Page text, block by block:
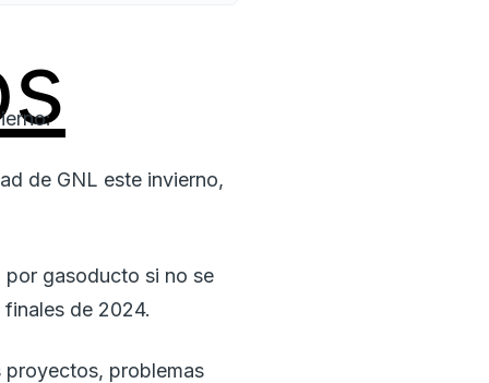
de GNL este invierno,
por gasoducto si no se
de 2024.
proyectos, problemas